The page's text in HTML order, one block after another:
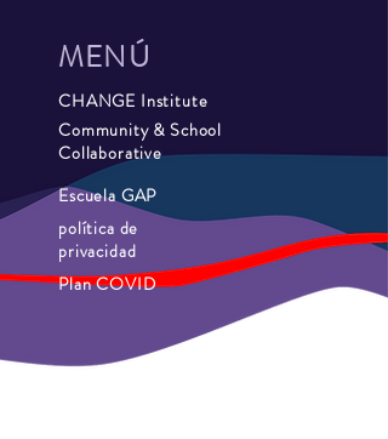
MENÚ
CHANGE Institute
Community & School
Collaborative
Escuela GAP
política de
privacidad
Plan COVID